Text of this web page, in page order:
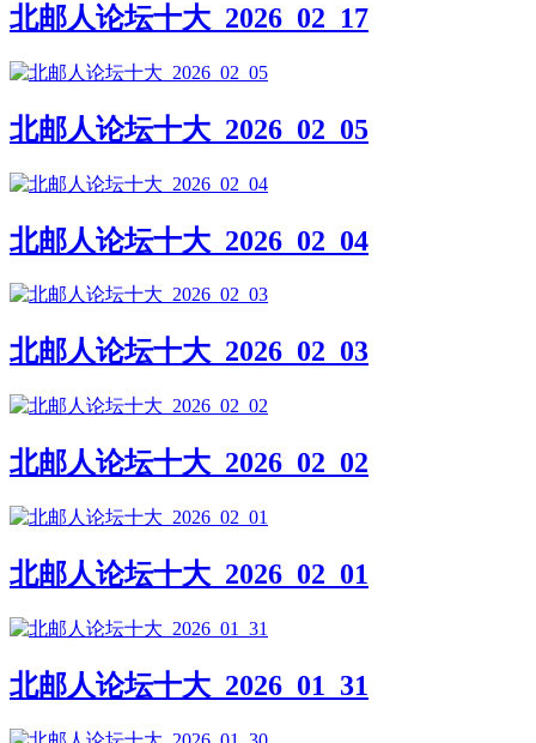
北邮人论坛十大_2026_02_17
北邮人论坛十大_2026_02_05
北邮人论坛十大_2026_02_04
北邮人论坛十大_2026_02_03
北邮人论坛十大_2026_02_02
北邮人论坛十大_2026_02_01
北邮人论坛十大_2026_01_31